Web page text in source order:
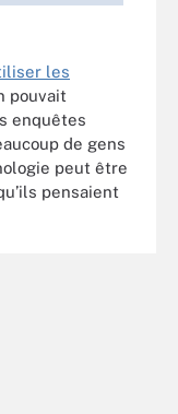
les
pouvait
enquêtes
de gens
peut être
pensaient